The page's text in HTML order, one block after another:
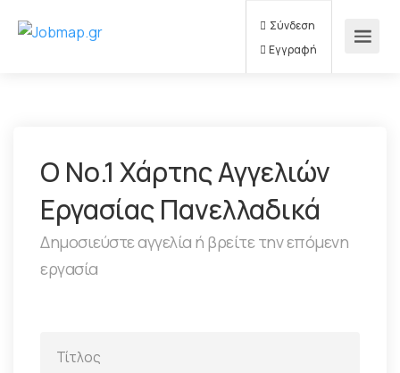
Σύνδεση
Εγγραφή
Ο Νο.1 Χάρτης Αγγελιών
Εργασίας Πανελλαδικά
Δημοσιεύστε αγγελία ή βρείτε την επόμενη
εργασία